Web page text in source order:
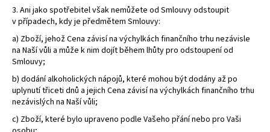
3. Ani jako spotřebitel však nemůžete od Smlouvy odstoupit
v případech, kdy je předmětem Smlouvy:
a) Zboží, jehož Cena závisí na výchylkách finančního trhu nezávisle
na Naší vůli a může k nim dojít během lhůty pro odstoupení od
Smlouvy;
b) dodání alkoholických nápojů, které mohou být dodány až po
uplynutí třiceti dnů a jejich Cena závisí na výchylkách finančního trhu
nezávislých na Naší vůli;
c) Zboží, které bylo upraveno podle Vašeho přání nebo pro Vaši